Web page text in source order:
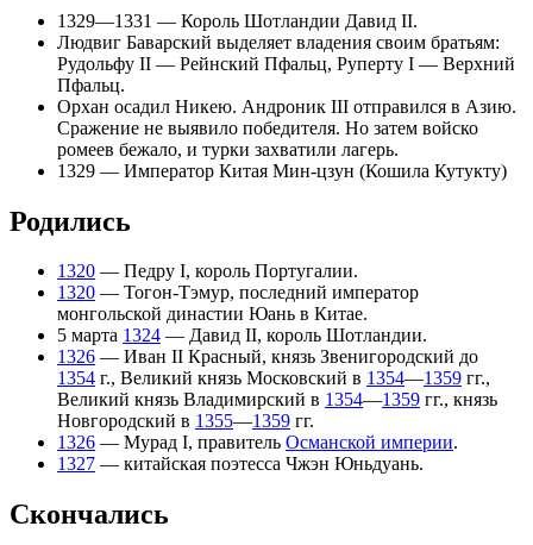
1329—1331 — Король Шотландии Давид II.
Людвиг Баварский выделяет владения своим братьям:
Рудольфу II — Рейнский Пфальц, Руперту I — Верхний
Пфальц.
Орхан осадил Никею. Андроник III отправился в Азию.
Сражение не выявило победителя. Но затем войско
ромеев бежало, и турки захватили лагерь.
1329 — Император Китая Мин-цзун (Кошила Кутукту)
Родились
1320 — Педру I, король Португалии.
1320 — Тогон-Тэмур, последний император
монгольской династии Юань в Китае.
5 марта 1324 — Давид II, король Шотландии.
1326 — Иван II Красный, князь Звенигородский до
1354 г., Великий князь Московский в 1354—1359 гг.,
Великий князь Владимирский в 1354—1359 гг., князь
Новгородский в 1355—1359 гг.
1326 — Мурад I, правитель Османской империи.
1327 — китайская поэтесса Чжэн Юньдуань.
Скончались